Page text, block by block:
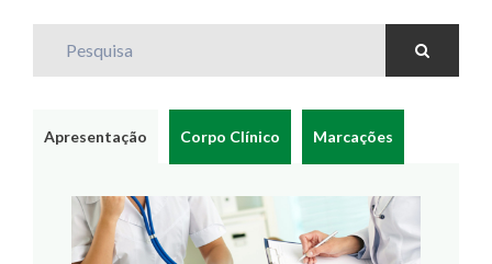
Apresentação Corpo Clínico Marcações